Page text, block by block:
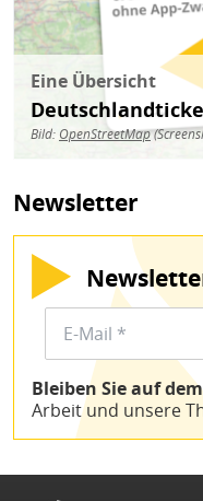
Eine Übersicht
Bild: OpenStreetMap
Newsletter
Bleiben Sie auf
Arbeit und unsere